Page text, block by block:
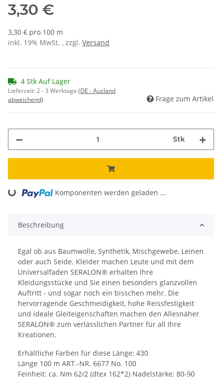
3,30 €
3,30 € pro 100 m
inkl. 19% MwSt. , zzgl. Versand
4 Stk Auf Lager
Lieferzeit:2 - 3 Werktage (DE - Ausland
abweichend)
Frage zum Artikel
Stk
Loading... Komponenten werden geladen ...
Beschreibung
Egal ob aus Baumwolle, Synthetik, Mischgewebe, Leinen
oder auch Seide. Kleider machen Leute und mit dem
Universalfaden SERALON® erhalten Ihre
Kleidungsstücke und Sie einen besonders glanzvollen
Auftritt - und sogar noch ein bisschen mehr. Die
hervorragende Geschmeidigkeit, hohe Reissfestigkeit
und ideale Gleiteigenschaften machen den Allesnäher
SERALON® zum verlässlichen Partner für all Ihre
Kreationen.
Erhältliche Farben für diese Länge: 430
Länge 100 m ART.-NR. 6677 No. 100
Feinheit: ca. Nm 62/2 (dtex 162*2) Nadelstärke: 80-90